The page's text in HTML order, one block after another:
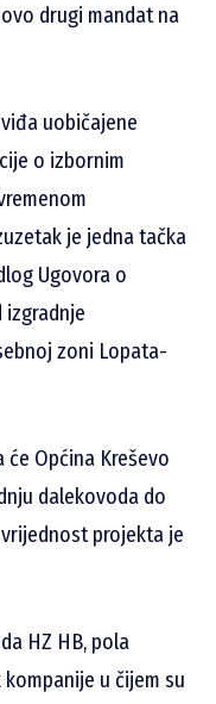
drugi mandat na
uobičajene
o izbornim
je jedna tačka
Ugovora o
zoni Lopata-
će Općina Kreševo
dalekovoda do
projekta je
HZ HB, pola
u čijem su